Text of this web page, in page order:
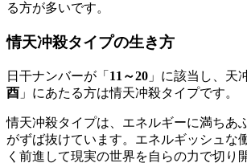
る方が多いです。
情天冲殺タイプの生き方
日干ナンバーが「 11～20 」に該当し、天
酉 」にあたる方は情天冲殺タイプです。
情天冲殺タイプは、エネルギーに満ちあ
がずば抜けています。エネルギッシュな
く前進して現実の世界を自らの力で切り